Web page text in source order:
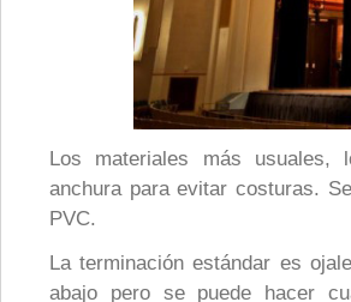
Los materiales más usuales,
anchura para evitar costuras.
PVC.
La terminación estándar es
abajo pero se puede hacer